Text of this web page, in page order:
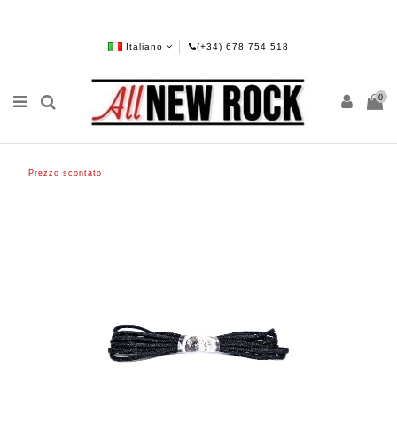
Italiano (+34) 678 754 518
0
Prezzo scontato